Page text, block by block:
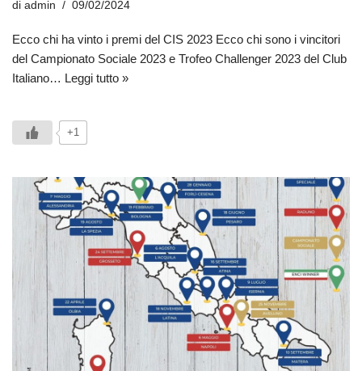
di admin 09/02/2024
Ecco chi ha vinto i premi del CIS 2023 Ecco chi sono i vincitori
del Campionato Sociale 2023 e Trofeo Challenger 2023 del Club
Italiano… Leggi tutto »
+1